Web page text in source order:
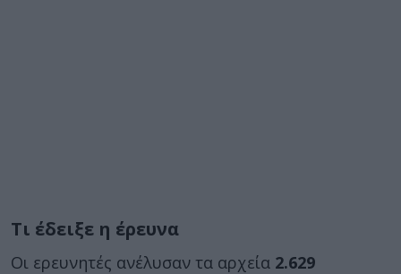
Τι έδειξε η έρευνα
Οι ερευνητές ανέλυσαν τα αρχεία 2.629